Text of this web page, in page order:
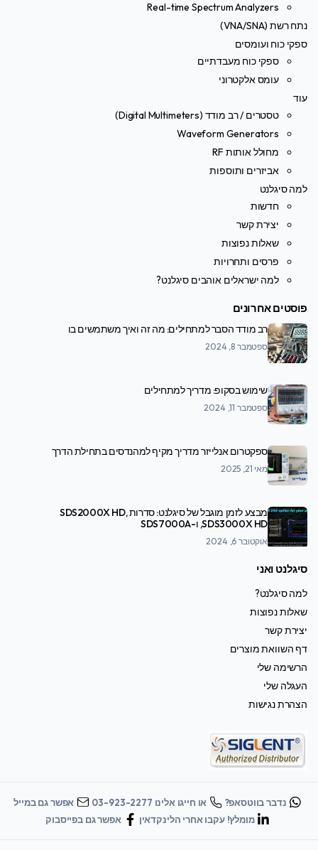
Real-time Spectrum Analyzers
נתח רשת (VNA/SNA)
ספקי כוח ועומסים
ספקי כוח מעבדתיים
עומס אלקטרוני
עוד
טסטרים / רב מודד (Digital Multimeters)
Waveform Generators
מחולל אותות RF
אביזרים ותוספות
למה סיגלנט
חדשות
יצירת קשר
שאלות נפוצות
פרסים ותחרויות
למה ישראלים אוהבים סיגלנט?
פוסטים אחרונים
רב מודד הסבר למתחילים: מה זה ואיך משתמשים בו
ספטמבר 8, 2024
שימוש בסקופ: מדריך למתחילים
ספטמבר 11, 2024
ספקטרום אנלייזר מדריך מקיף למהנדסים בתחילת הדרך
מאי 21, 2025
מבצע לזמן מוגבל של סיגלנט: סדרות SDS2000X HD,
SDS3000X HD, ו-SDS7000A
אוקטובר 6, 2024
סיגלנט ואני
למה סיגלנט?
שאלות נפוצות
יצירת קשר
דף השוואת מוצרים
הרשימה שלי
העגלה שלי
הצהרת נגישות
נדבר בווטסאפ? או חייגו אלינו 03-923-2277
אפשר גם במייל
מומלץ! עקבו אחרי הלינקדאין
אפשר גם בפייסבוק